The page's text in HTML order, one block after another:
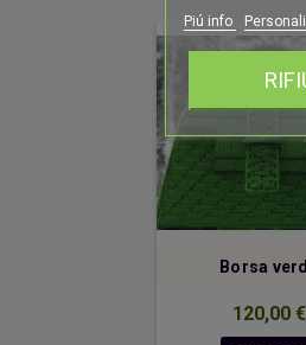
Borsa
120,00 €
Piú info